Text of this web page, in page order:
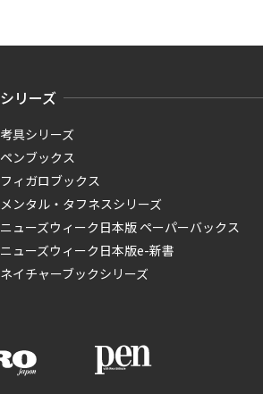
シリーズ
考具シリーズ
ペンブックス
フィガロブックス
メンタル・タフネスシリーズ
ニューズウィーク日本版 ペーパーバックス
ニューズウィーク日本版e-新書
ネイチャーブックシリーズ